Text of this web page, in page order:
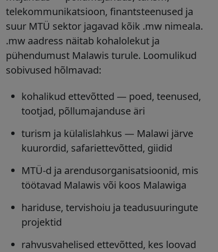
telekommunikatsioon, finantsteenused ja
suur MTÜ sektor jagavad kõik .mw nimeala.
.mw aadress näitab kohalolekut ja
pühendumust Malawis turule. Loomulikud
sobivused hõlmavad:
kohalikud ettevõtted — poed, teenused,
tootjad, põllumajanduse äri
turism ja külalislahkus — Malawi järve
kuurordid, safariettevõtted, giidid
MTÜ-d ja arendusorganisatsioonid, mis
töötavad Malawis või koos Malawiga
hariduse, tervishoiu ja teadusuuringute
projektid
rahvusvahelised ettevõtted, kes loovad